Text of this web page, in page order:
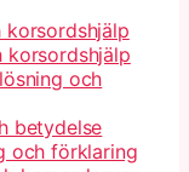
korsordshjälp
korsordshjälp
och
betydelse
och förklaring